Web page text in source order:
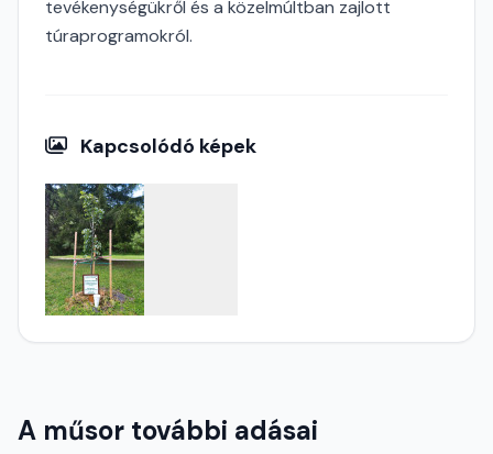
tevékenységükről és a közelmúltban zajlott
túraprogramokról.
Kapcsolódó képek
A műsor további adásai